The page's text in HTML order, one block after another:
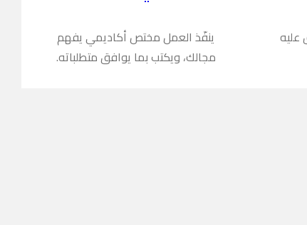
عليه
ينفّذ العمل مختص أكاديمي يفهم
مجالك، ويكتب بما يوافق متطلباته.